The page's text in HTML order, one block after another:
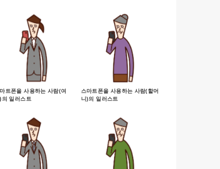
트폰을 사용하는 사람(여
의 일러스트
스마트폰을 사용하는 사람(할머
니)의 일러스트